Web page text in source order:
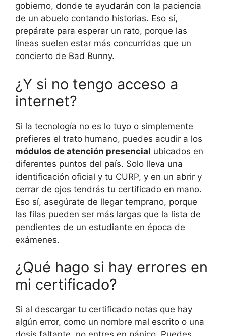
gobierno, donde te ayudarán con la paciencia
de un abuelo contando historias. Eso sí,
prepárate para esperar un rato, porque las
líneas suelen estar más concurridas que un
concierto de Bad Bunny.
¿Y si no tengo acceso a
internet?
Si la tecnología no es lo tuyo o simplemente
prefieres el trato humano, puedes acudir a los
módulos de atención presencial ubicados en
diferentes puntos del país. Solo lleva una
identificación oficial y tu CURP, y en un abrir y
cerrar de ojos tendrás tu certificado en mano.
Eso sí, asegúrate de llegar temprano, porque
las filas pueden ser más largas que la lista de
pendientes de un estudiante en época de
exámenes.
¿Qué hago si hay errores en
mi certificado?
Si al descargar tu certificado notas que hay
algún error, como un nombre mal escrito o una